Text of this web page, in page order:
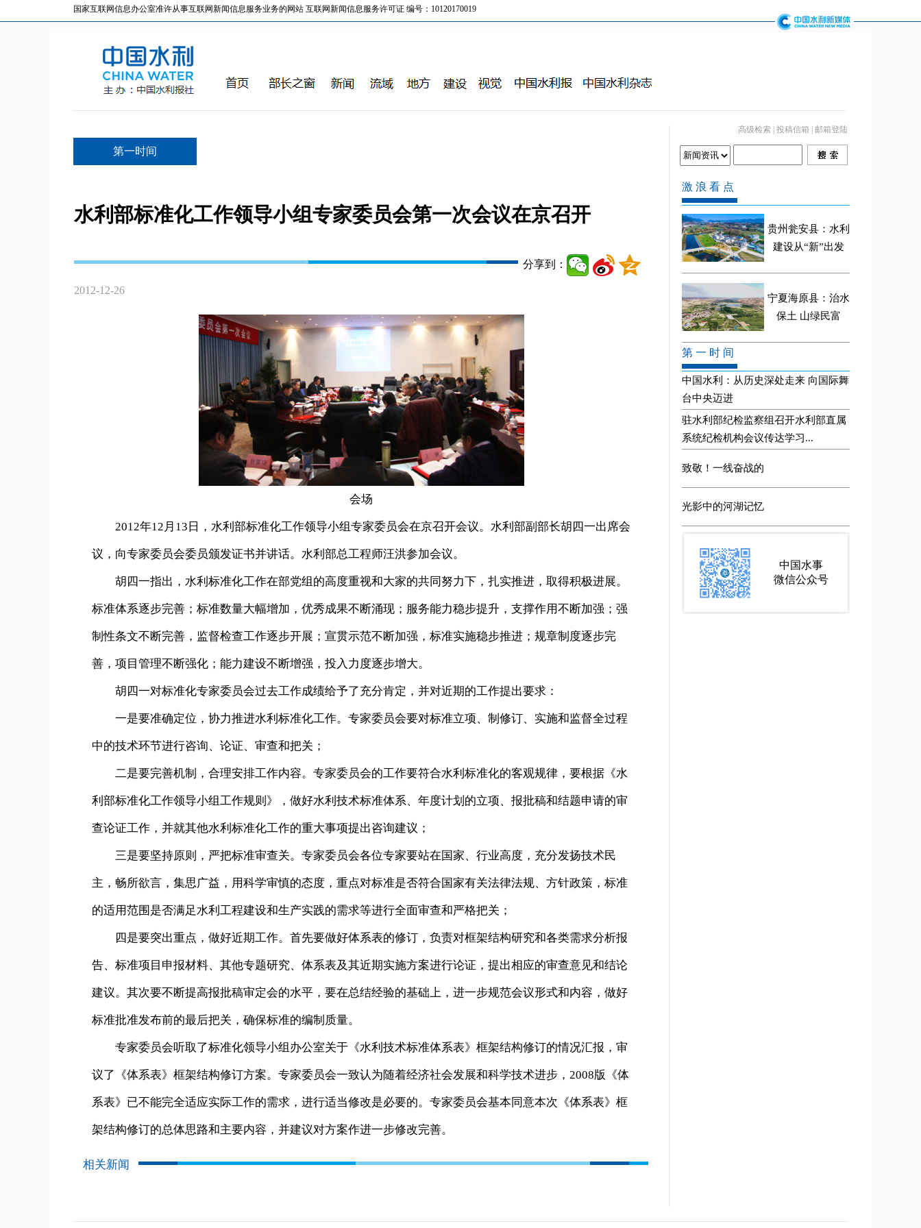
国家互联网信息办公室准许从事互联网新闻信息服务业务的网站 互联网新闻信息服务许可证 编号：10120170019
第一时间
高级检索 投稿信箱 邮箱登陆
水利部标准化工作领导小组专家委员会第一次会议在京召开
分享到：
2012-12-26
会场
2012年12月13日，水利部标准化工作领导小组专家委员会在京召开会议。水利部副部长胡四一出席会
议，向专家委员会委员颁发证书并讲话。水利部总工程师汪洪参加会议。
胡四一指出，水利标准化工作在部党组的高度重视和大家的共同努力下，扎实推进，取得积极进展。
标准体系逐步完善；标准数量大幅增加，优秀成果不断涌现；服务能力稳步提升，支撑作用不断加强；强
制性条文不断完善，监督检查工作逐步开展；宣贯示范不断加强，标准实施稳步推进；规章制度逐步完
善，项目管理不断强化；能力建设不断增强，投入力度逐步增大。
胡四一对标准化专家委员会过去工作成绩给予了充分肯定，并对近期的工作提出要求：
一是要准确定位，协力推进水利标准化工作。专家委员会要对标准立项、制修订、实施和监督全过程
中的技术环节进行咨询、论证、审查和把关；
二是要完善机制，合理安排工作内容。专家委员会的工作要符合水利标准化的客观规律，要根据《水
利部标准化工作领导小组工作规则》，做好水利技术标准体系、年度计划的立项、报批稿和结题申请的审
查论证工作，并就其他水利标准化工作的重大事项提出咨询建议；
三是要坚持原则，严把标准审查关。专家委员会各位专家要站在国家、行业高度，充分发扬技术民
主，畅所欲言，集思广益，用科学审慎的态度，重点对标准是否符合国家有关法律法规、方针政策，标准
的适用范围是否满足水利工程建设和生产实践的需求等进行全面审查和严格把关；
四是要突出重点，做好近期工作。首先要做好体系表的修订，负责对框架结构研究和各类需求分析报
告、标准项目申报材料、其他专题研究、体系表及其近期实施方案进行论证，提出相应的审查意见和结论
建议。其次要不断提高报批稿审定会的水平，要在总结经验的基础上，进一步规范会议形式和内容，做好
标准批准发布前的最后把关，确保标准的编制质量。
专家委员会听取了标准化领导小组办公室关于《水利技术标准体系表》框架结构修订的情况汇报，审
议了《体系表》框架结构修订方案。专家委员会一致认为随着经济社会发展和科学技术进步，2008版《体
系表》已不能完全适应实际工作的需求，进行适当修改是必要的。专家委员会基本同意本次《体系表》框
架结构修订的总体思路和主要内容，并建议对方案作进一步修改完善。
相关新闻